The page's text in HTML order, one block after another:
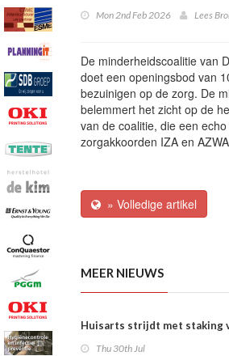
Mon 2nd Feb 2026 Lees
De minderheidscoalitie van
doet een openingsbod van
bezuinigen op de zorg. De
belemmert het zicht op de
van de coalitie, die een
zorgakkoorden IZA en
» Volledige artikel
MEER NIEUWS
Huisarts strijdt met staking
Thu 30th Jul